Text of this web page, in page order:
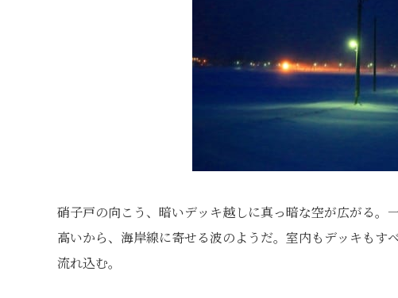
硝子戸の向こう、暗いデッキ越しに真っ暗な空が広がる
高いから、海岸線に寄せる波のようだ。室内もデッキも
流れ込む。